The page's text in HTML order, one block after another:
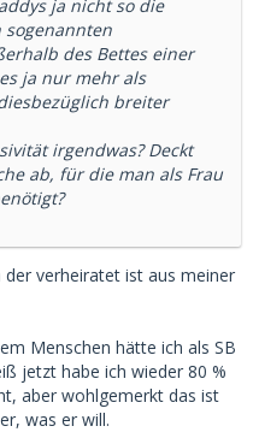
ja nicht so die
sogenannten
des Bettes einer
ja nur mehr als
breiter
irgendwas? Deckt
ab, für die man als Frau
verheiratet ist aus meiner
Menschen hätte ich als SB
jetzt habe ich wieder 80 %
aber wohlgemerkt das ist
was er will.